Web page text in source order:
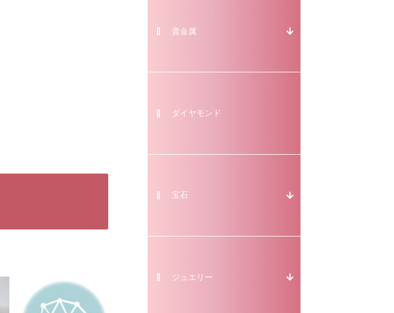
貴金属
ダイヤモンド
宝石
ジュエリー